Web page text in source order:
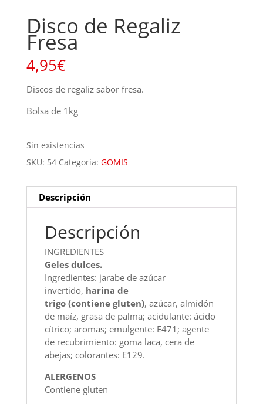
Disco de Regaliz
Fresa
4,95€
Discos de regaliz sabor fresa.
Bolsa de 1kg
Sin existencias
SKU: 54 Categoría: GOMIS
Descripción
Descripción
INGREDIENTES
Geles dulces.
Ingredientes: jarabe de azúcar
invertido, harina de
trigo (contiene gluten), azúcar, almidón
de maíz, grasa de palma; acidulante: ácido
cítrico; aromas; emulgente: E471; agente
de recubrimiento: goma laca, cera de
abejas; colorantes: E129.
ALERGENOS
Contiene gluten